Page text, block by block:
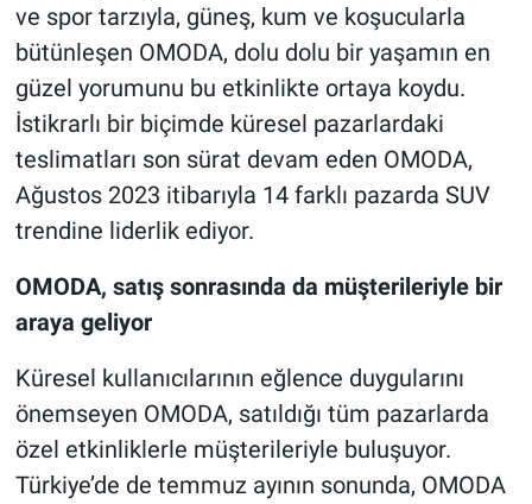
ve spor tarzıyla, güneş, kum ve koşucularla
bütünleşen OMODA, dolu dolu bir yaşamın en
güzel yorumunu bu etkinlikte ortaya koydu.
İstikrarlı bir biçimde küresel pazarlardaki
teslimatları son sürat devam eden OMODA,
Ağustos 2023 itibarıyla 14 farklı pazarda SUV
trendine liderlik ediyor.
OMODA, satış sonrasında da müşterileriyle bir
araya geliyor
Küresel kullanıcılarının eğlence duygularını
önemseyen OMODA, satıldığı tüm pazarlarda
özel etkinliklerle müşterileriyle buluşuyor.
Türkiye’de de temmuz ayının sonunda, OMODA